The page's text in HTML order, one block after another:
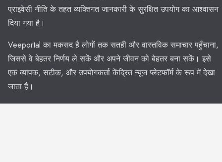
प्राइवेसी नीति के तहत व्यक्तिगत जानकारी के सुरक्षित उपयोग का आश्वासन
दिया गया है।
Veeportal का मकसद है लोगों तक सतही और वास्तविक समाचार पहुँचाना,
जिससे वे बेहतर निर्णय ले सकें और अपने जीवन को बेहतर बना सकें। इसे
एक व्यापक, सटीक, और उपयोगकर्ता केंद्रित न्यूज प्लेटफॉर्म के रूप में देखा
जाता है।